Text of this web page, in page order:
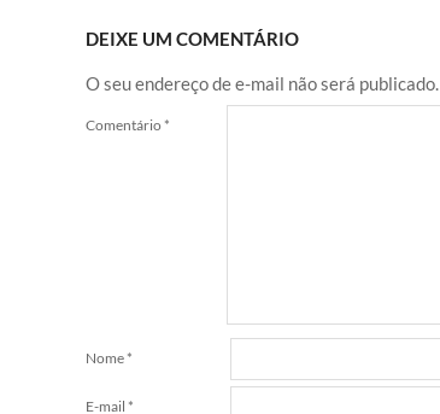
DEIXE UM COMENTÁRIO
O seu endereço de e-mail não será publicado.
Comentário *
Nome *
E-mail *